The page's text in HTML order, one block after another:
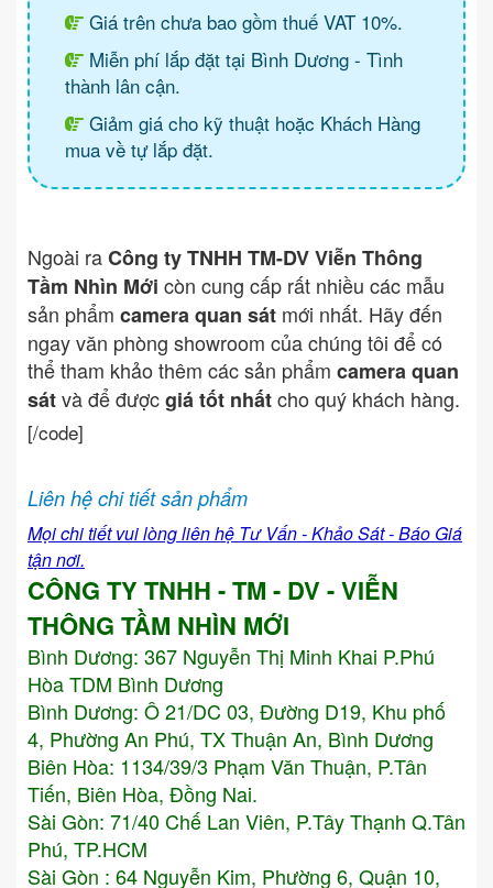
Giá trên chưa bao gồm thuế VAT 10%.
Miễn phí lắp đặt tại Bình Dương - Tình
thành lân cận.
Giảm giá cho kỹ thuật hoặc Khách Hàng
mua về tự lắp đặt.
Ngoài raCông ty TNHH TM-DV Viễn Thông
Tầm Nhìn Mới còn cung cấp rất nhiều các mẫu
sản phẩm camera quan sát mới nhất. Hãy đến
ngay văn phòng showroom của chúng tôi để có
thể tham khảo thêm các sản phẩm camera quan
sátvà để đượcgiá tốt nhấtcho quý khách hàng.
[/code]
Liên hệ chi tiết sản phẩm
Mọi chi tiết vui lòng liên hệ Tư Vấn - Khảo Sát - Báo Giá
tận nơi.
CÔNG TY TNHH - TM - DV - VIỄN
THÔNG TẦM NHÌN MỚI
Bình Dương: 367 Nguyễn Thị Minh Khai P.Phú
Hòa TDM Bình Dương
Bình Dương: Ô 21/DC 03, Đường D19, Khu phố
4, Phường An Phú, TX Thuận An, Bình Dương
Biên Hòa: 1134/39/3 Phạm Văn Thuận, P.Tân
Tiến, Biên Hòa, Đồng Nai.
Sài Gòn: 71/40 Chế Lan Viên, P.Tây Thạnh Q.Tân
Phú, TP.HCM
Sài Gòn : 64 Nguyễn Kim, Phường 6, Quận 10,